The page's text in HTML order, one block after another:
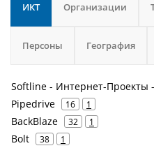
ИКТ Организации
Персоны География
Softline - Интернет-Проекты
Pipedrive 16 1
BackBlaze 32 1
Bolt 38 1